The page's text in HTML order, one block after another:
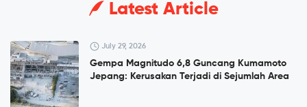
Latest Article
July 29, 2026
Gempa Magnitudo 6,8 Guncang Kumamoto
Jepang: Kerusakan Terjadi di Sejumlah Area